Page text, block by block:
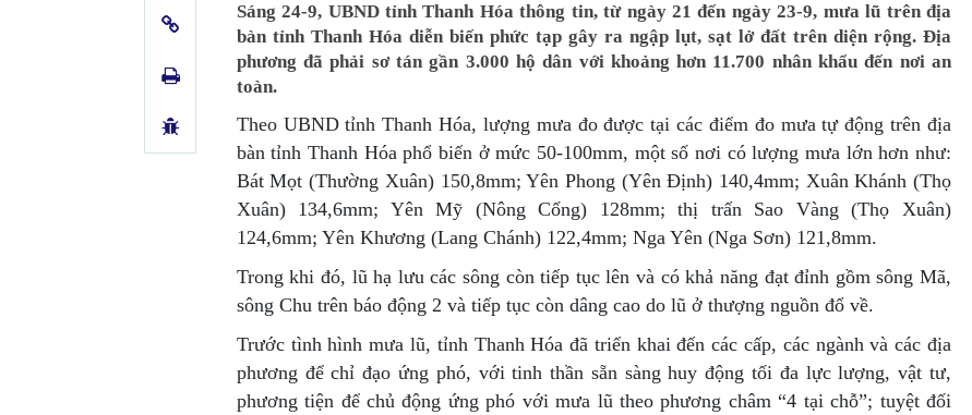
Sáng 24-9, UBND tỉnh Thanh Hóa thông tin, từ ngày 21 đến ngày 23-9, mưa lũ trên địa
bàn tỉnh Thanh Hóa diễn biến phức tạp gây ra ngập lụt, sạt lở đất trên diện rộng. Địa
phương đã phải sơ tán gần 3.000 hộ dân với khoảng hơn 11.700 nhân khẩu đến nơi an
toàn.
Theo UBND tỉnh Thanh Hóa, lượng mưa đo được tại các điểm đo mưa tự động trên địa
bàn tỉnh Thanh Hóa phổ biến ở mức 50-100mm, một số nơi có lượng mưa lớn hơn như:
Bát Mọt (Thường Xuân) 150,8mm; Yên Phong (Yên Định) 140,4mm; Xuân Khánh (Thọ
Xuân) 134,6mm; Yên Mỹ (Nông Cống) 128mm; thị trấn Sao Vàng (Thọ Xuân)
124,6mm; Yên Khương (Lang Chánh) 122,4mm; Nga Yên (Nga Sơn) 121,8mm.
Trong khi đó, lũ hạ lưu các sông còn tiếp tục lên và có khả năng đạt đỉnh gồm sông Mã,
sông Chu trên báo động 2 và tiếp tục còn dâng cao do lũ ở thượng nguồn đổ về.
Trước tình hình mưa lũ, tỉnh Thanh Hóa đã triển khai đến các cấp, các ngành và các địa
phương để chỉ đạo ứng phó, với tinh thần sẵn sàng huy động tối đa lực lượng, vật tư,
phương tiện để chủ động ứng phó với mưa lũ theo phương châm “4 tại chỗ”; tuyệt đối